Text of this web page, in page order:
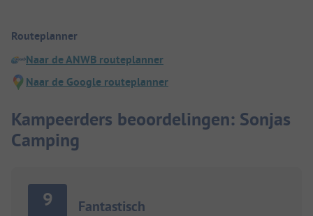
Routeplanner
Naar de ANWB routeplanner
Naar de Google routeplanner
Kampeerders beoordelingen: Sonjas
Camping
9 Fantastisch